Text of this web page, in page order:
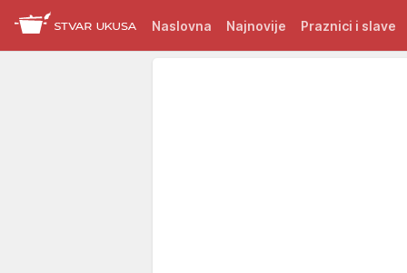
Naslovna Najnovije Praznici i slave